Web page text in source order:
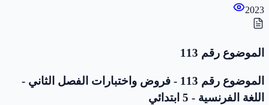
2023
الموضوع رقم 113
الموضوع رقم 113 - فروض واختبارات الفصل الثاني -
اللغة الفرنسية - 5 ابتدائي